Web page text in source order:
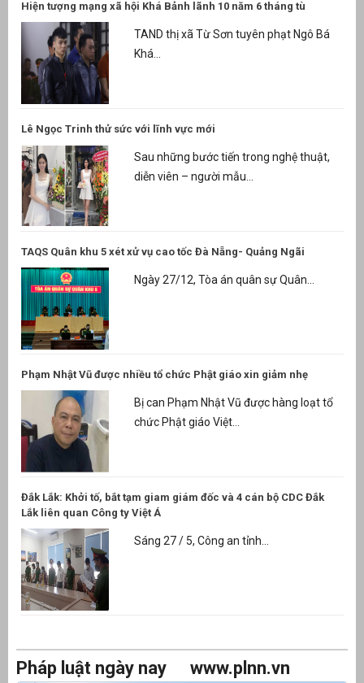
Hiện tượng mạng xã hội Khá Bảnh lãnh 10 năm 6 tháng tù
TAND thị xã Từ Sơn tuyên phạt Ngô Bá
Khá...
Lê Ngọc Trinh thử sức với lĩnh vực mới
Sau những bước tiến trong nghệ thuật,
diễn viên – người mẫu...
TAQS Quân khu 5 xét xử vụ cao tốc Đà Nẵng- Quảng Ngãi
Ngày 27/12, Tòa án quân sự Quân...
Phạm Nhật Vũ được nhiều tổ chức Phật giáo xin giảm nhẹ
Bị can Phạm Nhật Vũ được hàng loạt tổ
chức Phật giáo Việt...
Đắk Lắk: Khởi tố, bắt tạm giam giám đốc và 4 cán bộ CDC Đắk
Lắk liên quan Công ty Việt Á
Sáng 27 / 5, Công an tỉnh...
Pháp luật ngày nay www.plnn.vn